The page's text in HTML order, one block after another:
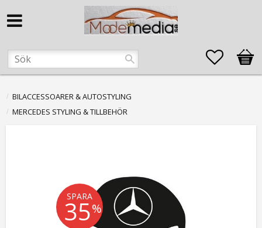
Favoriter
BILACCESSOARER & AUTOSTYLING
MERCEDES STYLING & TILLBEHÖR
SPARA
35%